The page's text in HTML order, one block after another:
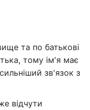
та по батькові
тому ім'я має
зв'язок з
відчути